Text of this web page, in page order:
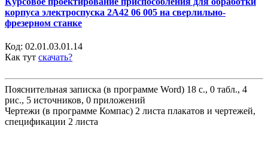
корпуса электроспуска 2А42 06 005 на сверлильно-
фрезерном станке
Код: 02.01.03.01.14
Как тут скачать?
Пояснительная записка (в программе Word) 18 с., 0 табл., 4
рис., 5 источников, 0 приложений
Чертежи (в программе Компас) 2 листа плакатов и чертежей,
спецификации 2 листа